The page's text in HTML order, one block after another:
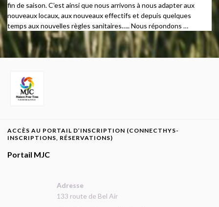
fin de saison. C’est ainsi que nous arrivons à nous adapter aux
nouveaux locaux, aux nouveaux effectifs et depuis quelques
temps aux nouvelles règles sanitaires….. Nous répondons …
ACCÈS AU PORTAIL D’INSCRIPTION (CONNECTHYS-
INSCRIPTIONS, RÉSERVATIONS)
Portail MJC
Adresse
133 route de Bel Air